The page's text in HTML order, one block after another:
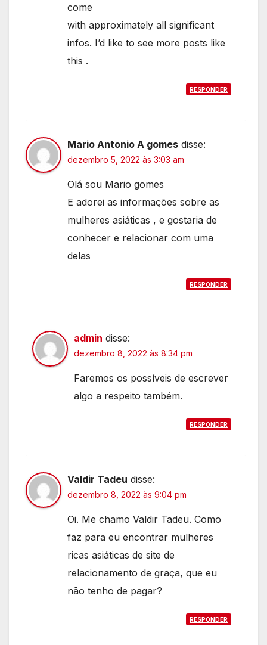
come
with approximately all significant
infos. I’d like to see more posts like
this .
RESPONDER
Mario Antonio A gomes disse:
dezembro 5, 2022 às 3:03 am
Olá sou Mario gomes
E adorei as informações sobre as
mulheres asiáticas , e gostaria de
conhecer e relacionar com uma
delas
RESPONDER
admin disse:
dezembro 8, 2022 às 8:34 pm
Faremos os possíveis de escrever
algo a respeito também.
RESPONDER
Valdir Tadeu disse:
dezembro 8, 2022 às 9:04 pm
Oi. Me chamo Valdir Tadeu. Como
faz para eu encontrar mulheres
ricas asiáticas de site de
relacionamento de graça, que eu
não tenho de pagar?
RESPONDER